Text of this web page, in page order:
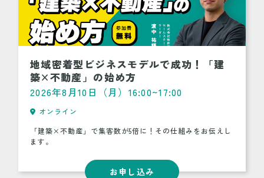
地域密着型ビジネスモデルで成功！「建
築×不動産」の始め方
2026年8月10日（月）16:00~17:00
オンライン
「建築×不動産」で集客数が5倍に！その仕組みをお伝えし
ます。
お申し込み